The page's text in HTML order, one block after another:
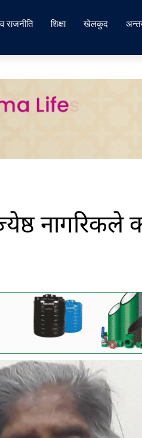
राजनीति शिक्षा खेलकुद
नागरिकले